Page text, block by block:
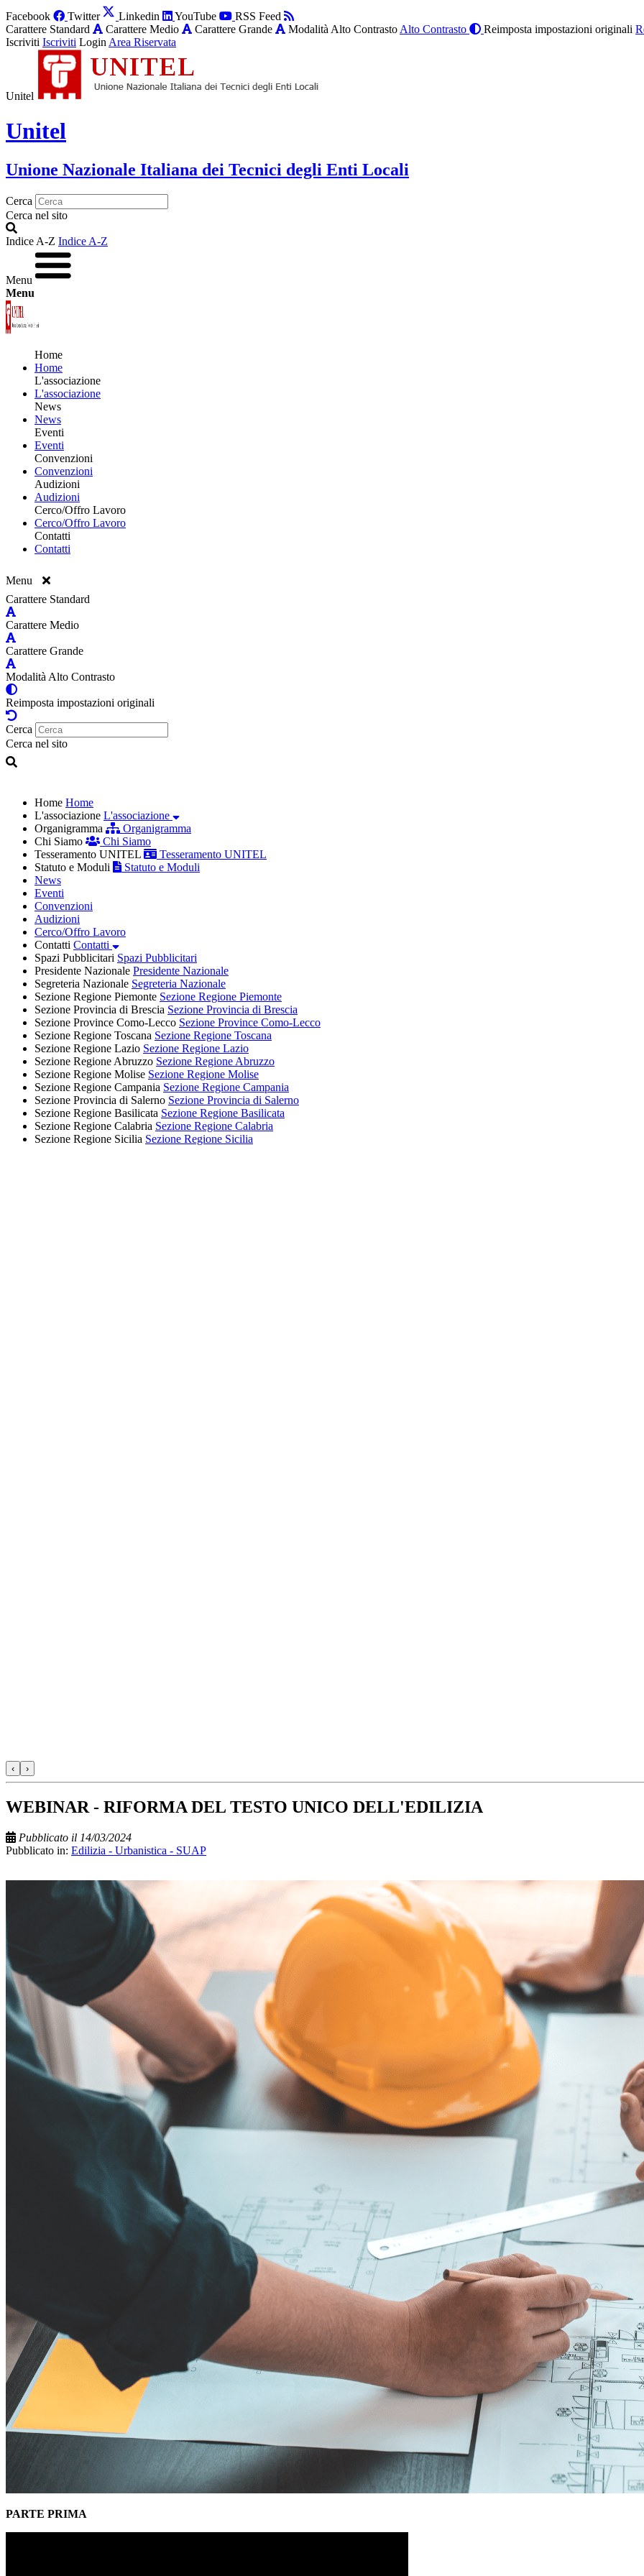
Facebook Twitter Linkedin YouTube
RSS Feed
Carattere Standard
Carattere Medio Carattere Grande Modalità Alto Contrasto Alto Contrasto Reimposta impostazioni originali
Iscriviti Iscriviti Login Area Riservata
Unitel
Unitel
Unione Nazionale Italiana dei Tecnici degli Enti Locali
Cerca
Cerca nel sito
Indice A-Z Indice A-Z
Menu
Menu
Home
Home
L'associazione
L'associazione
News
News
Eventi
Eventi
Convenzioni
Convenzioni
Audizioni
Audizioni
Cerco/Offro Lavoro
Cerco/Offro Lavoro
Contatti
Contatti
Menu
Carattere Standard
Carattere Medio
Carattere Grande
Modalità Alto Contrasto
Reimposta impostazioni originali
Cerca
Cerca nel sito
Home Home
L'associazione L'associazione
Organigramma
Organigramma
Chi Siamo
Chi Siamo
Tesseramento UNITEL
Tesseramento UNITEL
Statuto e Moduli
Statuto e Moduli
News
Eventi
Convenzioni
Audizioni
Cerco/Offro Lavoro
Contatti Contatti
Spazi Pubblicitari Spazi Pubblicitari
Presidente Nazionale Presidente Nazionale
Segreteria Nazionale Segreteria Nazionale
Sezione Regione Piemonte Sezione Regione Piemonte
Sezione Provincia di Brescia Sezione Provincia di Brescia
Sezione Province Como-Lecco Sezione Province Como-Lecco
Sezione Regione Toscana Sezione Regione Toscana
Sezione Regione Lazio Sezione Regione Lazio
Sezione Regione Abruzzo Sezione Regione Abruzzo
Sezione Regione Molise Sezione Regione Molise
Sezione Regione Campania Sezione Regione Campania
Sezione Provincia di Salerno Sezione Provincia di Salerno
Sezione Regione Basilicata Sezione Regione Basilicata
Sezione Regione Calabria Sezione Regione Calabria
Sezione Regione Sicilia Sezione Regione Sicilia
‹ ›
WEBINAR - RIFORMA DEL TESTO UNICO DELL'EDILIZIA
Pubblicato il 14/03/2024
Pubblicato in: Edilizia - Urbanistica - SUAP
PARTE PRIMA